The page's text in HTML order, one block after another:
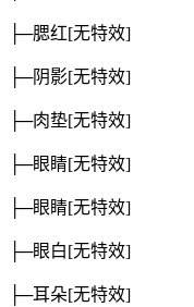
├─腮红[无特效]
├─阴影[无特效]
├─肉垫[无特效]
├─眼睛[无特效]
├─眼睛[无特效]
├─眼白[无特效]
├─耳朵[无特效]